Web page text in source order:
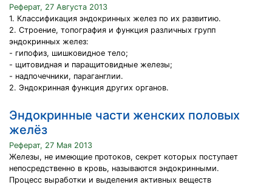
Реферат, 27 Августа 2013
1. Классификация эндокринных желез по их развитию.
2. Строение, топография и функция различных групп
эндокринных желез:
- гипофиз, шишковидное тело;
- щитовидная и паращитовидные железы;
- надпочечники, параганглии.
2. Эндокринная функция других органов.
Эндокринные части женских половых
желёз
Реферат, 27 Мая 2013
Железы, не имеющие протоков, секрет которых поступает
непосредственно в кровь, называются эндокринными.
Процесс выработки и выделения активных веществ